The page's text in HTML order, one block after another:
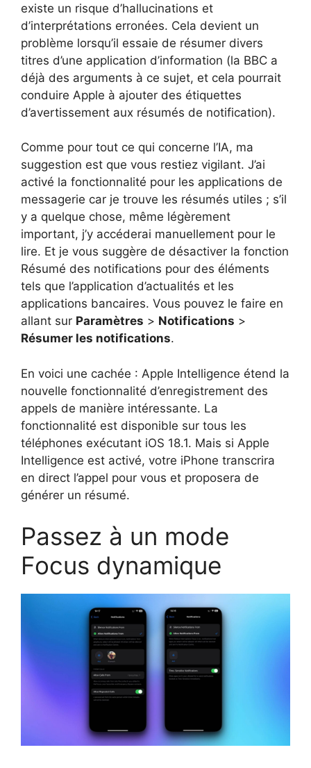
existe un risque d’hallucinations et
d’interprétations erronées. Cela devient un
problème lorsqu’il essaie de résumer divers
titres d’une application d’information (la BBC a
déjà des arguments à ce sujet, et cela pourrait
conduire Apple à ajouter des étiquettes
d’avertissement aux résumés de notification).
Comme pour tout ce qui concerne l’IA, ma
suggestion est que vous restiez vigilant. J’ai
activé la fonctionnalité pour les applications de
messagerie car je trouve les résumés utiles ; s’il
y a quelque chose, même légèrement
important, j’y accéderai manuellement pour le
lire. Et je vous suggère de désactiver la fonction
Résumé des notifications pour des éléments
tels que l’application d’actualités et les
applications bancaires. Vous pouvez le faire en
allant sur Paramètres > Notifications >
Résumer les notifications.
En voici une cachée : Apple Intelligence étend la
nouvelle fonctionnalité d’enregistrement des
appels de manière intéressante. La
fonctionnalité est disponible sur tous les
téléphones exécutant iOS 18.1. Mais si Apple
Intelligence est activé, votre iPhone transcrira
en direct l’appel pour vous et proposera de
générer un résumé.
Passez à un mode
Focus dynamique